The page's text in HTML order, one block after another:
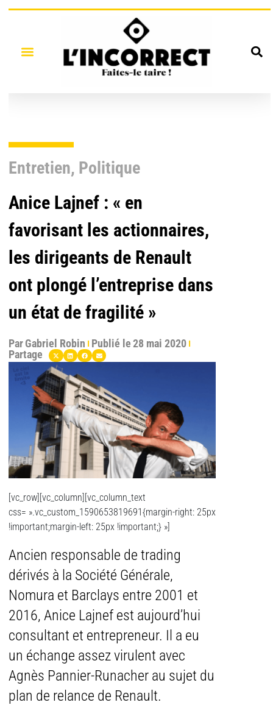
Entretien, Politique
Anice Lajnef : « en
favorisant les actionnaires,
les dirigeants de Renault
ont plongé l’entreprise dans
un état de fragilité »
ParGabriel Robin Publié le28 mai 2020
Partage
[vc_row][vc_column][vc_column_text
css= ».vc_custom_1590653819691{margin-right: 25px
!important;margin-left: 25px !important;} »]
Ancien responsable de trading
dérivés à la Société Générale,
Nomura et Barclays entre 2001 et
2016, Anice Lajnef est aujourd’hui
consultant et entrepreneur. Il a eu
un échange assez virulent avec
Agnès Pannier-Runacher au sujet du
plan de relance de Renault.